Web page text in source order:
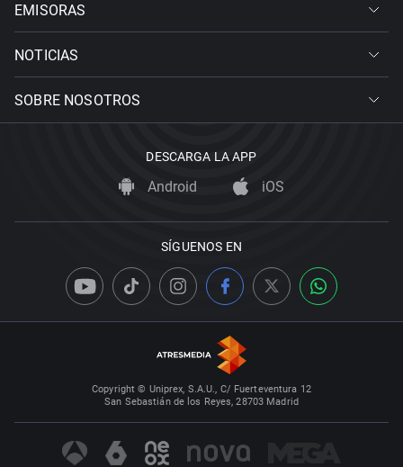
EMISORAS
NOTICIAS
SOBRE NOSOTROS
DESCARGA LA APP
Android iOS
SÍGUENOS EN
Copyright © Uniprex, S.A.U., C/ Fuerteventura 12
San Sebastián de los Reyes, 28703 Madrid